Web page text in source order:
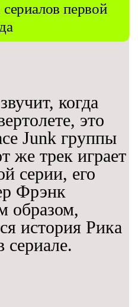
первой
когда
это
Junk группы
же трек играет
серии, его
Фрэнк
образом,
история Рика
сериале.